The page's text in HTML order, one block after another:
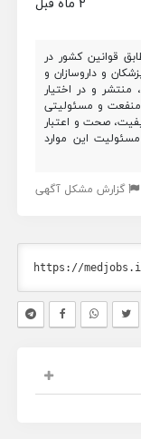
قوانین کشور در
و داروسازان و
منتشر و در اختیار
منفعت و مسئولیتی
صحت و اعتبار
این موارد
گزارش مشکل آگهی